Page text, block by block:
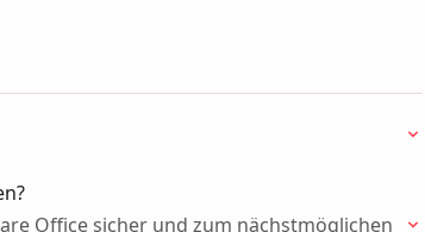
Office sicher und zum nächstmöglichen